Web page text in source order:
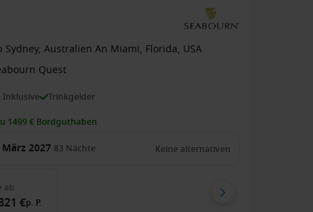
Sydney, Australien An Miami, Florida, USA
Quest
Inklusive Trinkgelder
1499 € Bordguthaben
2027 83 Nächte Keine alternativen
ab
€p. P.